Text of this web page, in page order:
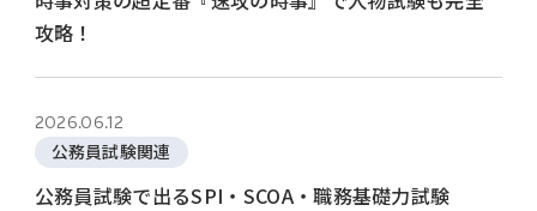
攻略！
2026.06.12
公務員試験関連
公務員試験で出るSPI・SCOA・職務基礎力試験